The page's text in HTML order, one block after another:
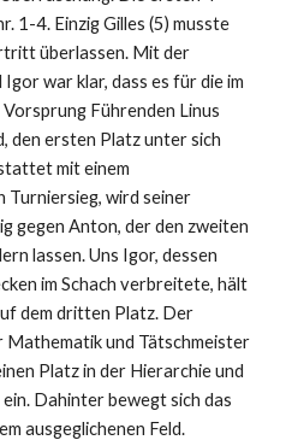
1-4. Einzig Gilles (5) musste
überlassen. Mit der
war klar, dass es für die im
Führenden Linus
den ersten Platz unter sich
mit einem
Turniersieg, wird seiner
gegen Anton, der den zweiten
lassen. Uns Igor, dessen
im Schach verbreitete, hält
dem dritten Platz. Der
und Tätschmeister
Platz in der Hierarchie und
Dahinter bewegt sich das
ausgeglichenen Feld.